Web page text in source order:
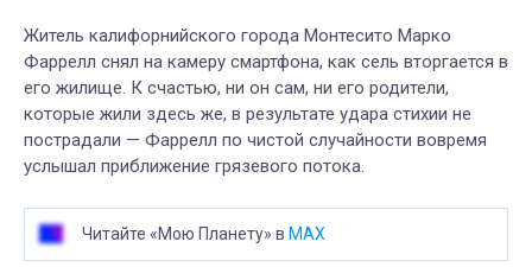
Житель калифорнийского города Монтесито Марко
Фаррелл снял на камеру смартфона, как сель вторгается в
его жилище. К счастью, ни он сам, ни его родители,
которые жили здесь же, в результате удара стихии не
пострадали — Фаррелл по чистой случайности вовремя
услышал приближение грязевого потока.
Читайте «Мою Планету» в MAX